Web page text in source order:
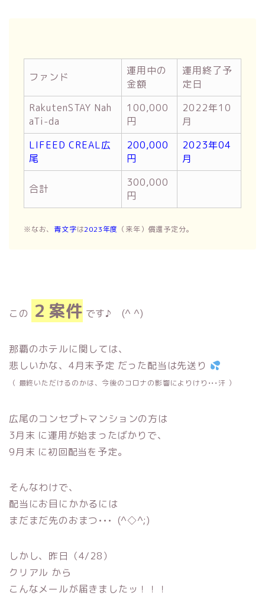
ファンド
運用中の
金額
運用終了予
定日
RakutenSTAY Nah
aTi-da
100,000
円
2022年10
月
LIFEED CREAL広
尾
200,000
円
2023年04
月
合計
300,000
円
※なお、 青文字は2023年度 （来年）償還予定分。
この ２案件 です♪ (^ ^)
那覇のホテルに関しては、
悲しいかな、4月末予定 だった配当は先送り
（ 最終いただけるのかは、今後のコロナの影響によりけり•••汗 ）
広尾のコンセプトマンションの方は
3月末 に運用が始まったばかりで、
9月末 に初回配当を予定。
そんなわけで、
配当にお目にかかるには
まだまだ先のおまつ••• (^◇^;)
しかし、昨日（4/28）
クリアル から
こんなメールが届きましたッ！！！